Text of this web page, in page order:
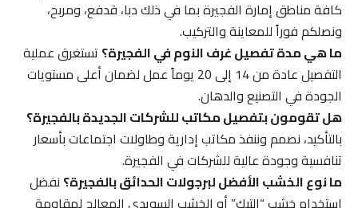
كافة مناطق إمارة الفجيرة بما في ذلك دبا، قدفع، ومربح،
ونصلكم فوراً للمعاينة والتركيب.
ما هي مدة تفصيل غرف النوم في الفجيرة؟تستغرق عملية
التفصيل عادة من 14 إلى 20 يوماً عمل لضمان أعلى مستويات
الجودة في التصنيع والدهان.
هل تقومون بتفصيل مكاتب للشركات الجديدة بالفجيرة؟
بالتأكيد، نصمم وننفذ مكاتب إدارية وطاولات اجتماعات بأسعار
تنافسية وجودة عالية للشركات في الفجيرة.
ما نوع الخشب الأفضل لبرجولات الحدائق بالفجيرة؟نفضل
استخدام خشب “التيك” أو الخشب السويدي المعالج لمقاومة